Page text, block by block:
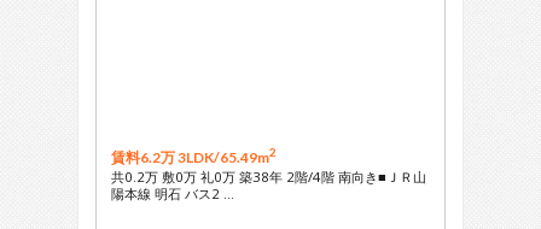
賃料6.2万 3LDK/65.49m2
共0.2万 敷0万 礼0万 築38年 2階/4階 南向き■ＪＲ山
陽本線 明石 バス2 …